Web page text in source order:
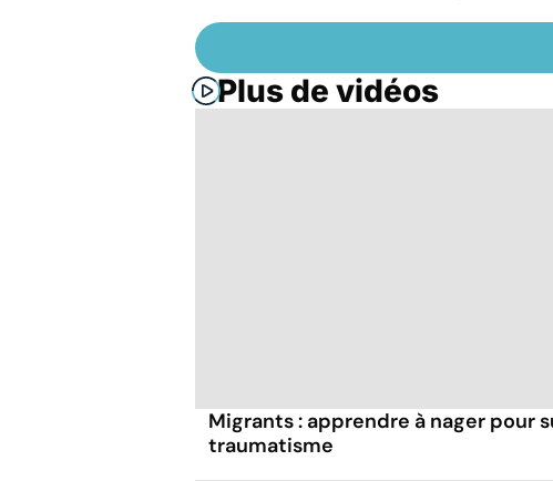
Plus de vidéos
Migrants : apprendre à nager pour
traumatisme